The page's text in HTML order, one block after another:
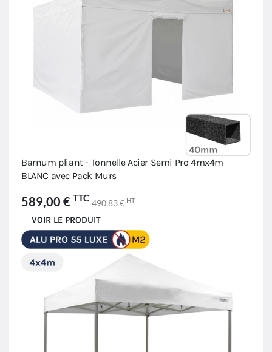
Barnum pliant - Tonnelle Acier Semi Pro 4mx4m
BLANC avec Pack Murs
589,00 € TTC 490,83 € HT
VOIR LE PRODUIT